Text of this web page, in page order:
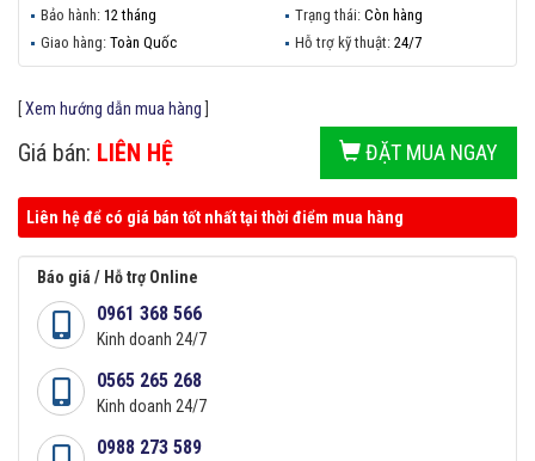
Bảo hành: 12 tháng Trạng thái: Còn hàng
Giao hàng: Toàn Quốc Hỗ trợ kỹ thuật: 24/7
[Xem hướng dẫn mua hàng
Giá bán: LIÊN HỆ ĐẶT MUA NGAY
Liên hệ để có giá bán tốt nhất tại thời điểm mua hàng
Báo giá / Hỗ trợ Online
0961 368 566
Kinh doanh 24/7
0565 265 268
Kinh doanh 24/7
0988 273 589